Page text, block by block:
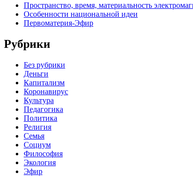
Пространство, время, материальность
Особенности национальной идеи
Первоматерия-Эфир
Рубрики
Без рубрики
Деньги
Капитализм
Коронавирус
Культура
Педагогика
Политика
Религия
Семья
Социум
Философия
Экология
Эфир